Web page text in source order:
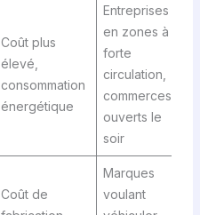
Coût plus
élevé,
consommation
énergétique
Entreprises
en zones à
forte
circulation,
commerces
ouverts le
soir
Coût de
Marques
voulant